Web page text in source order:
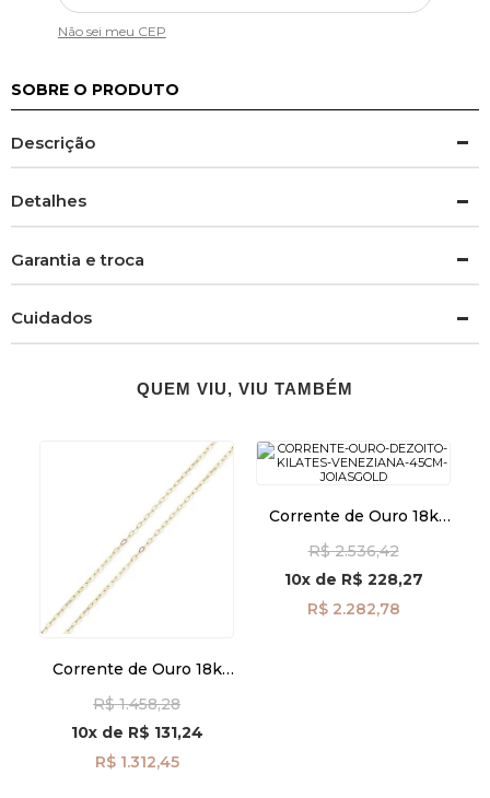
Não sei meu CEP
SOBRE O PRODUTO
Descrição
Detalhes
Garantia e troca
Cuidados
QUEM VIU, VIU TAMBÉM
Corrente de Ouro 18k
de 70cm co03761
R$ 1.458,28
10xde R$ 131,24
R$ 1.312,45
Corrente de Ouro 18k
com 45cm co04809
R$ 2.536,42
10xde R$ 228,27
R$ 2.282,78